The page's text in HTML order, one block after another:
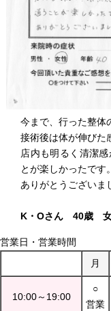
今まで、行った整体
接術後は体が伸びた
店内も明るく清潔
とが楽しかったです。
ありがとうございま
K・Oさん 40歳
営業日・営業時間
月
10:00～19:00
○
営業